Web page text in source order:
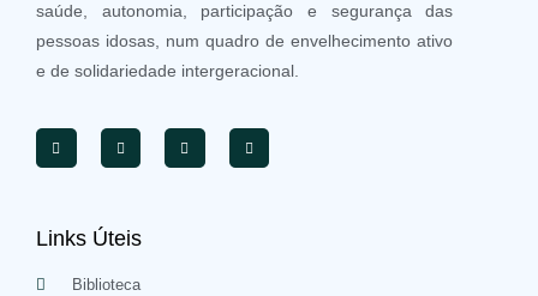
saúde, autonomia, participação e segurança das
pessoas idosas, num quadro de envelhecimento ativo
e de solidariedade intergeracional.
Links Úteis
Biblioteca